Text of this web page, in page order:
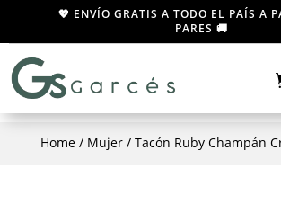
💖 ENVÍO GRATIS A TODO EL PAÍS A
PARES 🚚
Home/ Mujer/ Tacón Ruby Champán